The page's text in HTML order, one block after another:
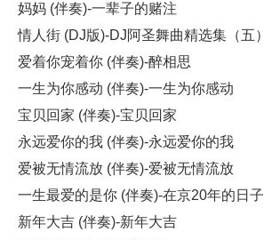
妈妈 (伴奏)-一辈子的赌注
情人街 (DJ版)-DJ阿圣舞曲精选集（五）
爱着你宠着你 (伴奏)-醉相思
一生为你感动 (伴奏)-一生为你感动
宝贝回家 (伴奏)-宝贝回家
永远爱你的我 (伴奏)-永远爱你的我
爱被无情流放 (伴奏)-爱被无情流放
一生最爱的是你 (伴奏)-在京20年的日子
新年大吉 (伴奏)-新年大吉